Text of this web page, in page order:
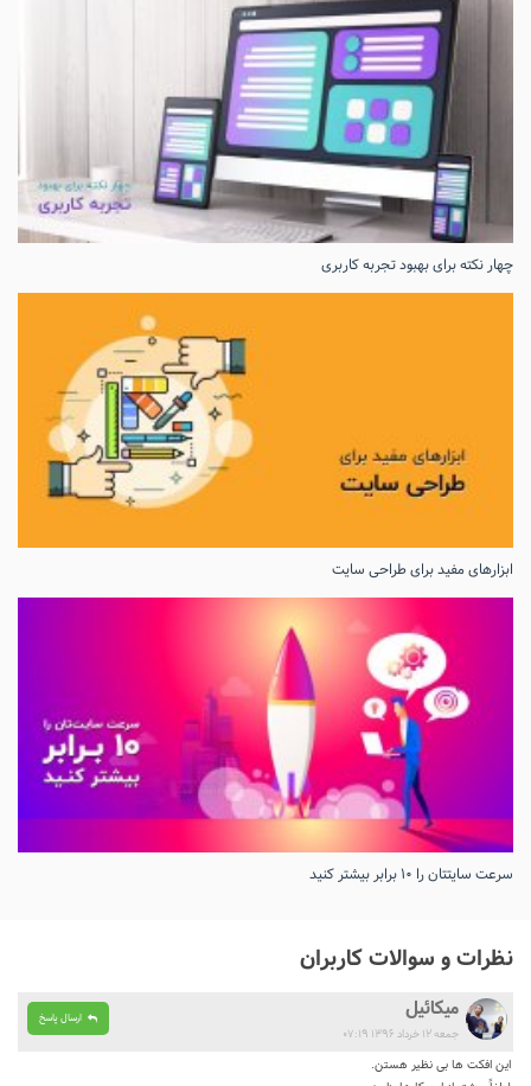
چهار نکته برای بهبود تجربه کاربری
ابزارهای مفید برای طراحی سایت
سرعت سایتتان را ۱۰ برابر بیشتر کنید
نظرات و سوالات کاربران
ارسال پاسخ میکائیل
جمعه ۱۲ خرداد ۱۳۹۶ ۰۷:۱۹
این افکت ها بی نظیر هستن.